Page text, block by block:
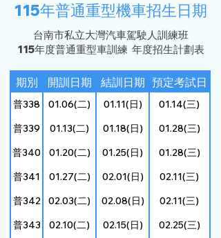
115年普通重型機車招生日期
台南市私立大灣汽車駕駛人訓練班
115年度普通重型車訓練 年度招生計劃表
期別 開訓日期 結訓日期 預定考試日
普338 01.06(二) 01.11(日)
01.14(三)
普339
01.13(二) 01.18(日)
01.28(三)
普340
01.20(二) 01.25(日)
01.28(三)
普341
01.27(二) 02.01(日)
02.11(三)
普342
02.03(二) 02.08(日)
02.11(三)
普343
02.10(二) 02.15(日)
02.25(三)